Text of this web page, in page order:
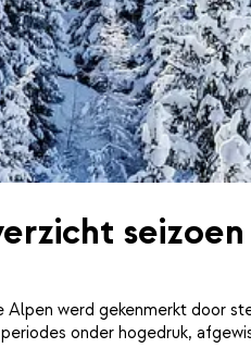
werd gekenmerkt door
onder hogedruk,